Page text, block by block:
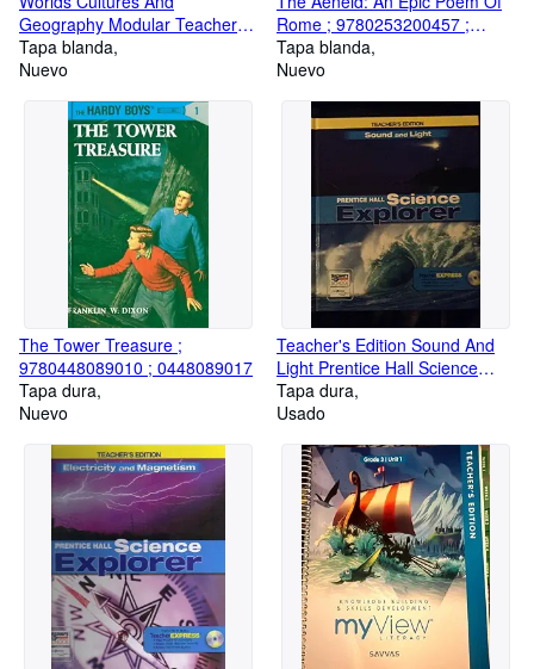
Geography Modular Teacher
Edition: Russia And The
Eurasian Republics ;
Tapa blanda
Nuevo
Rome ; 9780253200457 ;
0253200458
Tapa blanda
Nuevo
The Tower Treasure ;
9780448089010 ; 0448089017
Tapa dura
Nuevo
Teacher's Edition Sound And
Light Prentice Hall Science
Explorer ; 9780133668551 ;
013366855X
Tapa dura
Usado